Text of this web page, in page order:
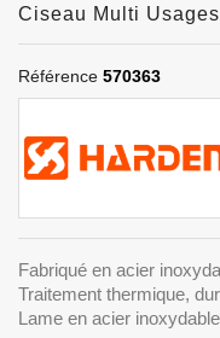
Ciseau Multi
Référence 570363
Fabriqué en acier
Traitement thermique,
Lame en acier